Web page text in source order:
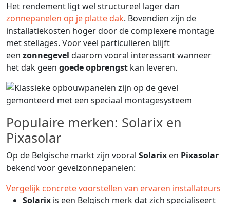
Het rendement ligt wel structureel lager dan
zonnepanelen op je platte dak. Bovendien zijn de
installatiekosten hoger door de complexere montage
met stellages. Voor veel particulieren blijft
een zonnegevel daarom vooral interessant wanneer
het dak geen goede opbrengst kan leveren.
Populaire merken: Solarix en
Pixasolar
Op de Belgische markt zijn vooral Solarix en Pixasolar
bekend voor gevelzonnepanelen:
Vergelijk concrete voorstellen van ervaren installateurs
Solarix is een Belgisch merk dat zich specialiseert